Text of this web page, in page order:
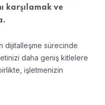
karşılamak ve
dijitalleşme sürecinde
daha geniş kitlelere
işletmenizin